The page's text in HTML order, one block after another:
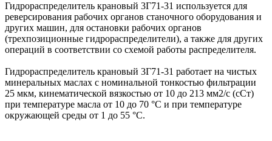
Гидрораспределитель крановый 3Г71-31 используется для
реверсирования рабочих органов станочного оборудования и
других машин, для остановки рабочих органов
(трехпозиционные гидрораспределители), а также для других
операций в соответствии со схемой работы распределителя.
Гидрораспределитель крановый 3Г71-31 работает на чистых
минеральных маслах с номинальной тонкостью фильтрации
25 мкм, кинематической вязкостью от 10 до 213 мм2/с (сСт)
при температуре масла от 10 до 70 °С и при температуре
окружающей среды от 1 до 55 °С.